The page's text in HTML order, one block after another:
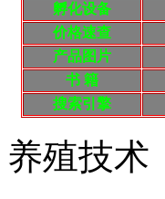
孵化设备
价格速查
产品图片
书 籍
搜索引擎
养殖技术